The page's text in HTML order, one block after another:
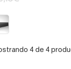
4 de 4